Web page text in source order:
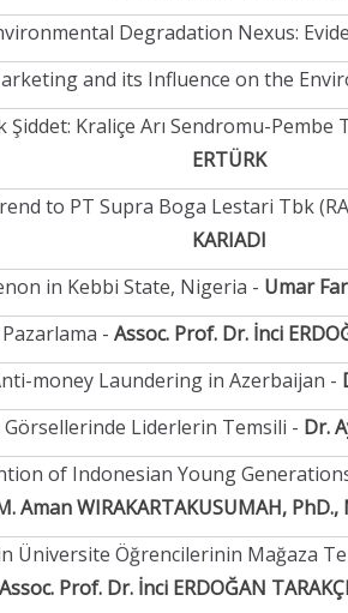
Degradation Nexus:
and its Influence on the
Şiddet: Kraliçe Arı Sendromu-Pembe
ERTÜRK
to PT Supra Boga Lestari Tbk
KARIADI
in Kebbi State, Nigeria - Umar
- Assoc. Prof. Dr. İnci
money Laundering in Azerbaijan -
Görsellerinde Liderlerin Temsili - Dr.
of Indonesian Young
Aman WIRAKARTAKUSUMAH,
Üniversite Öğrencilerinin Mağaza
Assoc. Prof. Dr. İnci ERDOĞAN